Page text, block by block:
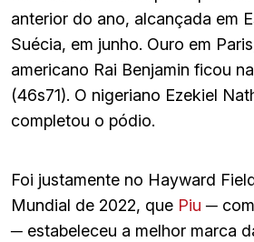
anterior do ano, alcançada em
Suécia, em junho. Ouro em
americano Rai Benjamin ficou
(46s71). O nigeriano Ezekiel
completou o pódio.
Foi justamente no Hayward
Mundial de 2022, que Piu ─
─ estabeleceu a melhor marca